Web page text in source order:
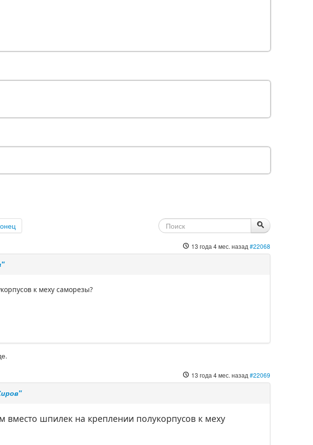
13 года 4 мес. назад #22068
к меху саморезы?
13 года 4 мес. назад #22069
шпилек на креплении полукорпусов к меху